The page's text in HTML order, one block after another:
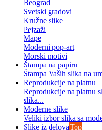
Beograd
Svetski gradovi
Kružne slike
Pejzaži
Mape
Moderni pop-art
Morski motivi
Štampa na papiru
Štampa Vaših slika na
Reprodukcije na platnu
Reprodukcije na platnu
slika...
Moderne slike
Veliki izbor slika sa
Slike iz delovaTop